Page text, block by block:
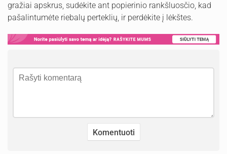
gražiai apskrus, sudėkite ant popierinio rankšluosčio, kad
pašalintumėte riebalų perteklių, ir perdėkite į lėkštes.